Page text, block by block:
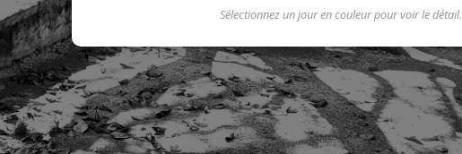
Sélectionnez un jour en couleur pour voir le détail.